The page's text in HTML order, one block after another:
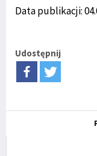
Data publikacji:
Udostępnij